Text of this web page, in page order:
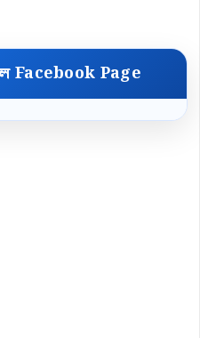
Facebook Page